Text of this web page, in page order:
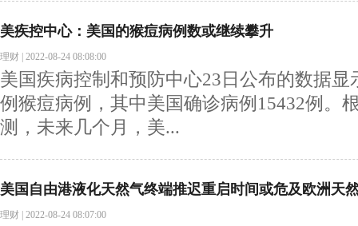
美疾控中心：美国的猴痘病例数或继续攀升
理财 2022-08-24 08:08:00
美国疾病控制和预防中心23日公布的数据显
例猴痘病例，其中美国确诊病例15432例。
测，未来几个月，美...
美国自由港液化天然气终端推迟重启时间或危及欧洲天
理财 2022-08-24 08:07:00